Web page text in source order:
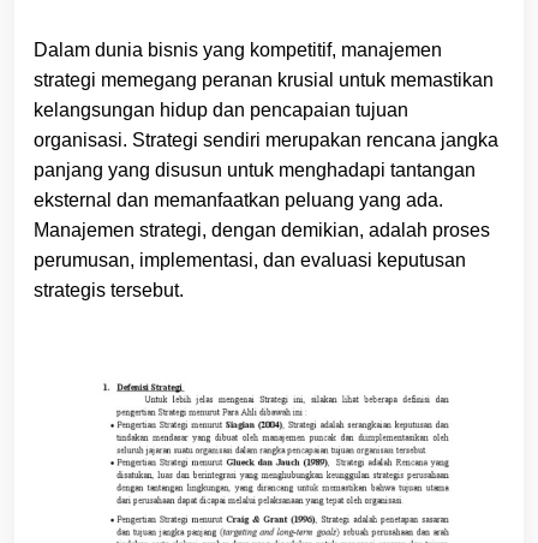
Dalam dunia bisnis yang kompetitif, manajemen
strategi memegang peranan krusial untuk memastikan
kelangsungan hidup dan pencapaian tujuan
organisasi. Strategi sendiri merupakan rencana jangka
panjang yang disusun untuk menghadapi tantangan
eksternal dan memanfaatkan peluang yang ada.
Manajemen strategi, dengan demikian, adalah proses
perumusan, implementasi, dan evaluasi keputusan
strategis tersebut.